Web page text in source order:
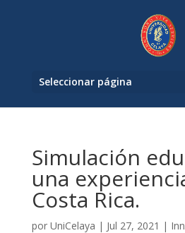
Seleccionar página
Simulación
una
Costa Rica.
por UniCelaya | Jul 27, 2021 |